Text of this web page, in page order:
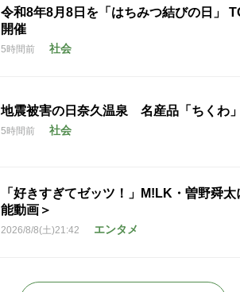
令和8年8月8日を「はちみつ結びの日」
開催
5時間前 社会
地震被害の日奈久温泉 名産品「ちくわ
5時間前 社会
「好きすぎてゼッツ！」M!LK・曽野舜
能動画＞
2026/8/8(土)21:42 エンタメ